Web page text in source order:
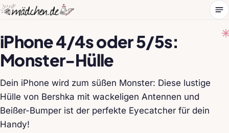
iPhone 4/4s oder 5/5s:
Monster-Hülle
Dein iPhone wird zum süßen Monster: Diese lustige
Hülle von Bershka mit wackeligen Antennen und
Beißer-Bumper ist der perfekte Eyecatcher für dein
Handy!